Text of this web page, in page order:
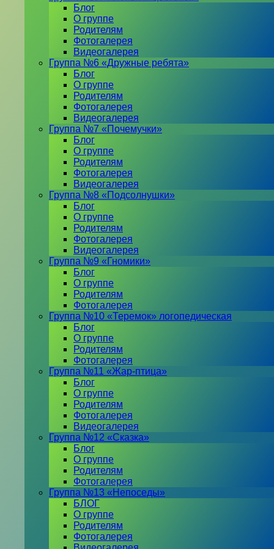
Блог
О группе
Родителям
Фотогалерея
Видеогалерея
Группа №6 «Дружные ребята»
Блог
О группе
Родителям
Фотогалерея
Видеогалерея
Группа №7 «Почемучки»
Блог
О группе
Родителям
Фотогалерея
Видеогалерея
Группа №8 «Подсолнушки»
Блог
О группе
Родителям
Фотогалерея
Видеогалерея
Группа №9 «Гномики»
Блог
О группе
Родителям
Фотогалерея
Группа №10 «Теремок» логопедическая
Блог
О группе
Родителям
Фотогалерея
Группа №11 «Жар-птица»
Блог
О группе
Родителям
Фотогалерея
Видеогалерея
Группа №12 «Сказка»
Блог
О группе
Родителям
Фотогалерея
Группа №13 «Непоседы»
БЛОГ
О группе
Родителям
Фотогалерея